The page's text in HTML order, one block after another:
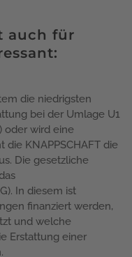
auch für
die niedrigsten
bei der Umlage U1
oder wird eine
die KNAPPSCHAFT die
Die gesetzliche
In diesem ist
finanziert werden,
und welche
Erstattung einer